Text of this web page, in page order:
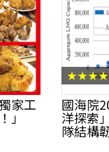
家工
」
★★★★
國海院
洋探索
隊結構